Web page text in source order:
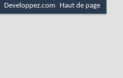
Developpez.com Haut de page